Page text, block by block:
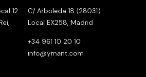
12
C/ Arboleda 18 (28031)
Local EX258, Madrid
+34 961 10 20 10
info@ymant.com